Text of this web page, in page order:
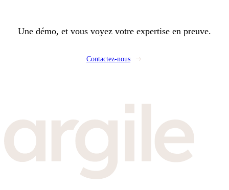
Une démo, et vous voyez votre expertise en preuve.
Contactez-nous